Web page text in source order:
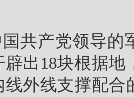
国共产党领导的
辟出18块根据
线外线支撑配